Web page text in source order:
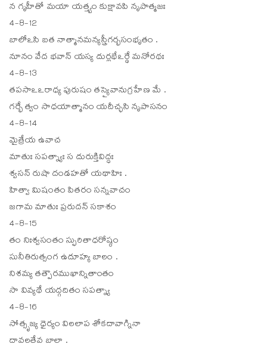
న గృహీతో మయా యత్త్వం కుక్షావపి నృపాత్మజః
4-8-12
బాలోఽసి బత నాత్మానమన్యస్త్రీగర్భసంభృతం .
నూనం వేద భవాన్ యస్య దుర్లభేఽర్థే మనోరథః
4-8-13
తపసాఽఽరాధ్య పురుషం తస్యైవానుగ్రహేణ మే .
గర్భే త్వం సాధయాత్మానం యదీచ్ఛసి నృపాసనం
4-8-14
మైత్రేయ ఉవాచ
మాతుః సపత్న్యాః స దురుక్తివిద్ధః
శ్వసన్ రుషా దండహతో యథాహిః .
హిత్వా మిషంతం పితరం సన్నవాచం
జగామ మాతుః ప్రరుదన్ సకాశం
4-8-15
తం నిఃశ్వసంతం స్ఫురితాధరోష్ఠం
సునీతిరుత్సంగ ఉదూహ్య బాలం .
నిశమ్య తత్పౌరముఖాన్నితాంతం
సా వివ్యథే యద్గదితం సపత్న్యా
4-8-16
సోత్సృజ్య ధైర్యం విలలాప శోకదావాగ్నినా
దావలతేవ బాలా .